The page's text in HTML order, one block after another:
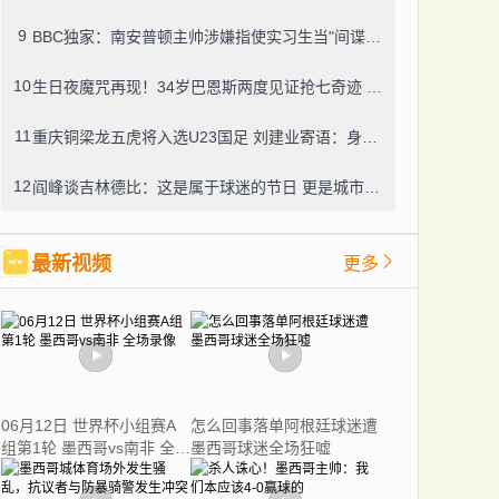
9
10
11
12
最新视频 更多
06月12日 世界杯小组赛A
组第1轮 墨西哥vs南非 全场
录像
怎么回事落单阿根廷球迷遭
墨西哥球迷全场狂嘘